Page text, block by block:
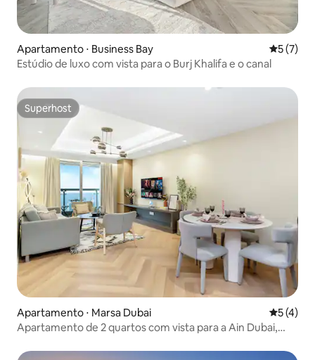
Apartamento ⋅ Business Bay 5 de
5 (7)
Estúdio de luxo com vista para o Burj Khalifa e o canal
Superhost
Superhost
Apartamento ⋅ Marsa Dubai 5 de
5 (4)
Apartamento de 2 quartos com vista para a Ain Dubai,